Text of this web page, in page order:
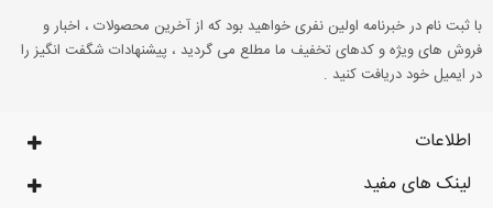
با ثبت نام در خبرنامه اولین نفری خواهید بود که از آخرین محصولات ، اخبار و
فروش های ویژه و کدهای تخفیف ما مطلع می گردید ، پیشنهادات شگفت انگیز را
در ایمیل خود دریافت کنید .
اطلاعات
لینک های مفید